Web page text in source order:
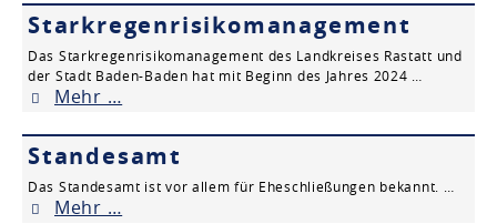
Starkregenrisikomanagement
Das Starkregenrisikomanagement des Landkreises Rastatt und
der Stadt Baden-Baden hat mit Beginn des Jahres 2024 …
Mehr …
Standesamt
Das Standesamt ist vor allem für Eheschließungen bekannt. …
Mehr …